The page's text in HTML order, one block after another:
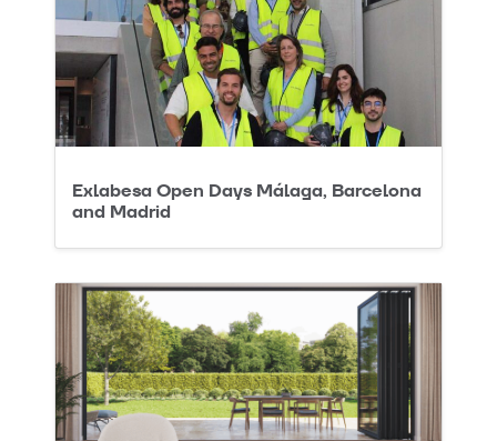
Exlabesa Open Days Málaga, Barcelona
and Madrid